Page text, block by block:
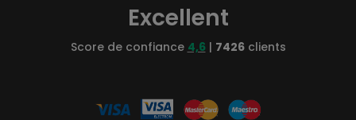
Excellent
Score de confiance 4,6| 7426clients